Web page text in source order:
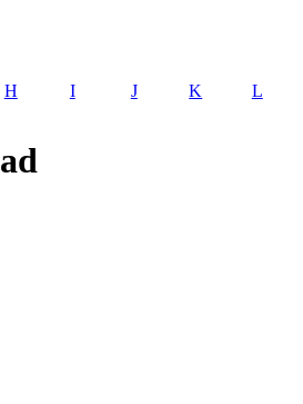
H I J K L